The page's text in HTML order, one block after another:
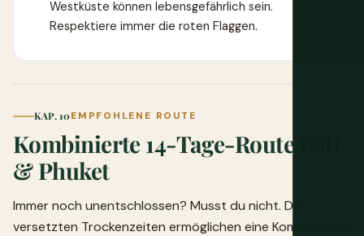
Westküste können lebensgefährlich sein.
Respektiere immer die roten Flaggen.
KAP. 10EMPFOHLENE ROUTE
Kombinierte 14-Tage-Route Bali
& Phuket
Immer noch unentschlossen? Musst du nicht. Die
versetzten Trockenzeiten ermöglichen eine Kombination